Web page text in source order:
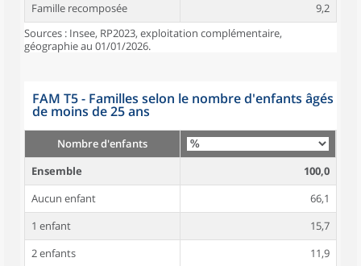
Famille recomposée
9,2
Sources : Insee, RP2023, exploitation complémentaire,
géographie au 01/01/2026.
FAM T5 - Familles selon le nombre d'enfants âgés
de moins de 25 ans
Nombre d'enfants
Ensemble
100,0
Aucun enfant
66,1
1 enfant
15,7
2 enfants
11,9